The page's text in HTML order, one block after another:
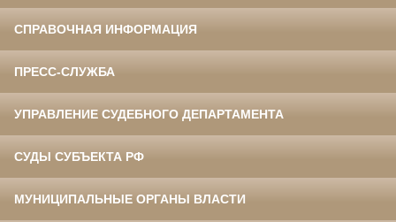
СПРАВОЧНАЯ ИНФОРМАЦИЯ
ПРЕСС-СЛУЖБА
УПРАВЛЕНИЕ СУДЕБНОГО ДЕПАРТАМЕНТА
СУДЫ СУБЪЕКТА РФ
МУНИЦИПАЛЬНЫЕ ОРГАНЫ ВЛАСТИ